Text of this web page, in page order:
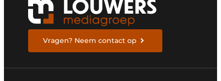
Vragen? Neem contact op